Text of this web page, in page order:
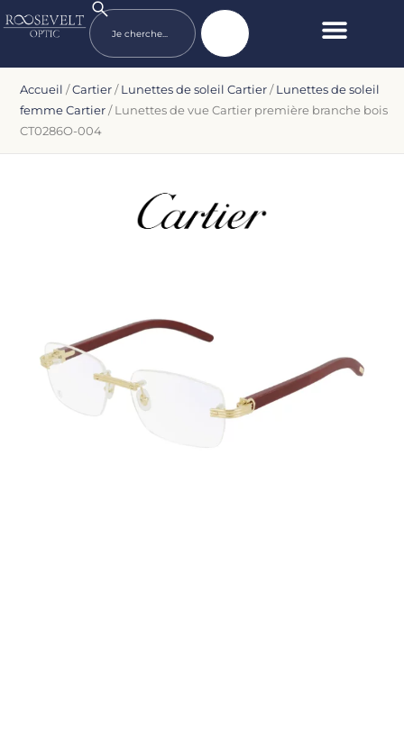
Accueil /Cartier/Lunettes de soleil Cartier/Lunettes de soleil
femme Cartier/ Lunettes de vue Cartier première branche bois
CT0286O-004